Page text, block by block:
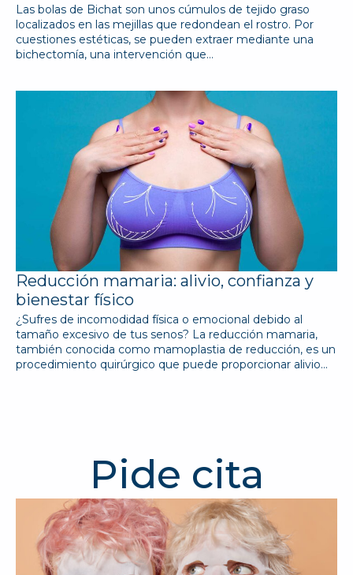
Las bolas de Bichat son unos cúmulos de tejido graso
localizados en las mejillas que redondean el rostro. Por
cuestiones estéticas, se pueden extraer mediante una
bichectomía, una intervención que…
Reducción mamaria: alivio, confianza y
bienestar físico
¿Sufres de incomodidad física o emocional debido al
tamaño excesivo de tus senos? La reducción mamaria,
también conocida como mamoplastia de reducción, es un
procedimiento quirúrgico que puede proporcionar alivio…
Pide cita